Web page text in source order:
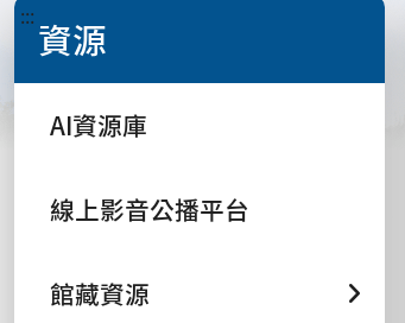
::: 資源
AI資源庫
線上影音公播平台
館藏資源